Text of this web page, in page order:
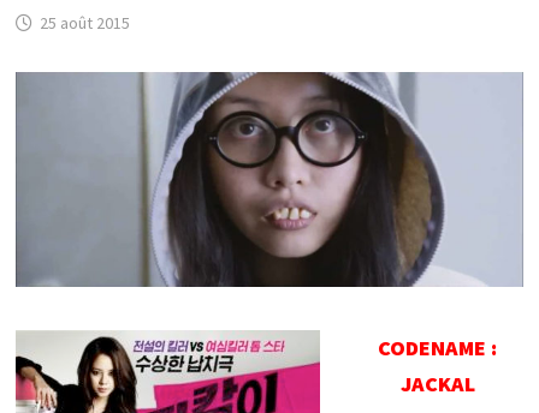
25 août 2015
CODENAME :
JACKAL